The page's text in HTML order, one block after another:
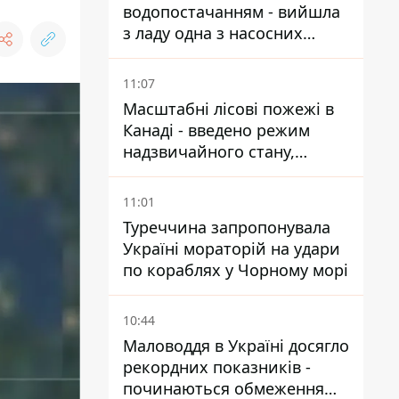
водопостачанням - вийшла
з ладу одна з насосних
станцій
11:07
Масштабні лісові пожежі в
Канаді - введено режим
надзвичайного стану,
виїхали понад 20 тисяч
людей
11:01
Туреччина запропонувала
Україні мораторій на удари
по кораблях у Чорному морі
10:44
Маловоддя в Україні досягло
рекордних показників -
починаються обмеження